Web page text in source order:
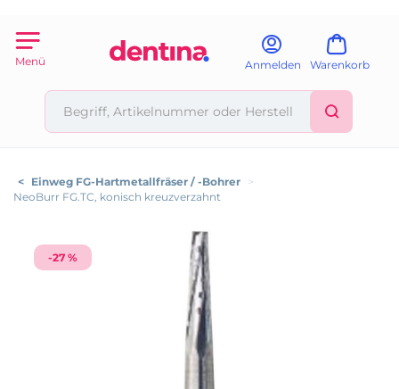
Menü Anmelden Warenkorb
< Einweg FG-Hartmetallfräser / -Bohrer >
NeoBurr FG.TC, konisch kreuzverzahnt
-27 %